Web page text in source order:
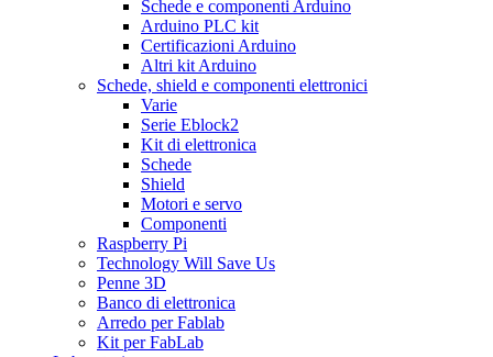
Schede e componenti Arduino
Arduino PLC kit
Certificazioni Arduino
Altri kit Arduino
Schede, shield e componenti elettronici
Varie
Serie Eblock2
Kit di elettronica
Schede
Shield
Motori e servo
Componenti
Raspberry Pi
Technology Will Save Us
Penne 3D
Banco di elettronica
Arredo per Fablab
Kit per FabLab